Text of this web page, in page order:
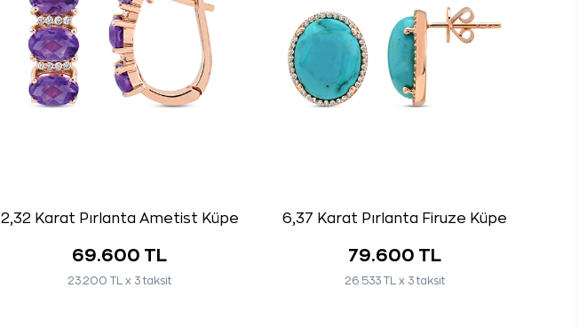
2,32 Karat Pırlanta Ametist Küpe
69.600 TL
23.200 TL x 3 taksit
6,37 Karat Pırlanta Firuze Küpe
79.600 TL
26.533 TL x 3 taksit